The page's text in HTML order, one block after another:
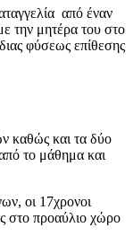
από έναν
την μητέρα του στο
φύσεως επίθεσης
καθώς και τα δύο
το μάθημα και
οι 17χρονοι
στο προαύλιο χώρο